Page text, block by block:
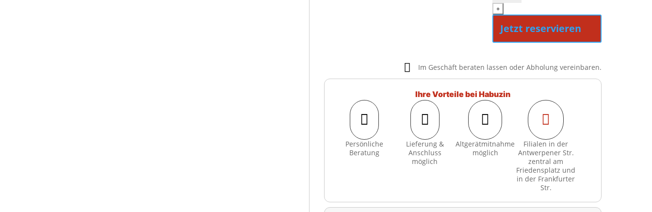
+
Jetzt reservieren
 Im Geschäft beraten lassen oder Abholung vereinbaren.
Ihre Vorteile bei Habuzin

Persönliche
Beratung

Lieferung &
Anschluss
möglich

Altgerätmitnahme
möglich

Filialen in der
Antwerpener Str.
zentral am
Friedensplatz und
in der Frankfurter
Str.